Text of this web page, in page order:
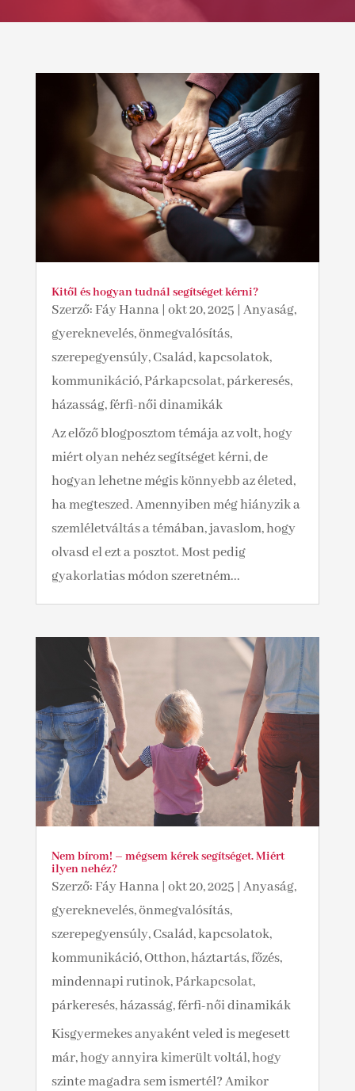
Kitől és hogyan tudnál segítséget kérni?
Szerző:Fáy Hanna| okt 20, 2025 | Anyaság,
gyereknevelés, önmegvalósítás,
szerepegyensúly,Család, kapcsolatok,
kommunikáció,Párkapcsolat, párkeresés,
házasság, férfi-női dinamikák
Az előző blogposztom témája az volt, hogy
miért olyan nehéz segítséget kérni, de
hogyan lehetne mégis könnyebb az életed,
ha megteszed. Amennyiben még hiányzik a
szemléletváltás a témában, javaslom, hogy
olvasd el ezt a posztot. Most pedig
gyakorlatias módon szeretném...
Nem bírom! – mégsem kérek segítséget. Miért
ilyen nehéz?
Szerző:Fáy Hanna| okt 20, 2025 Anyaság,
gyereknevelés, önmegvalósítás,
szerepegyensúly,Család, kapcsolatok,
kommunikáció,Otthon, háztartás, főzés,
mindennapi rutinok,Párkapcsolat,
párkeresés, házasság, férfi-női dinamikák
Kisgyermekes anyaként veled is megesett
már, hogy annyira kimerült voltál, hogy
szinte magadra sem ismertél? Amikor